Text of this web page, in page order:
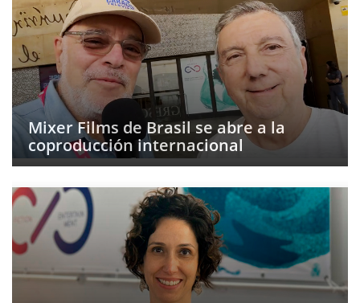
Mixer Films de Brasil se abre a la
coproducción internacional